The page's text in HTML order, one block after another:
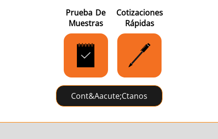
Energía verde
Herramientas
metálicas
Prueba De
Muestras
Cotizaciones
Rápidas
Cont&aacute;ctanos